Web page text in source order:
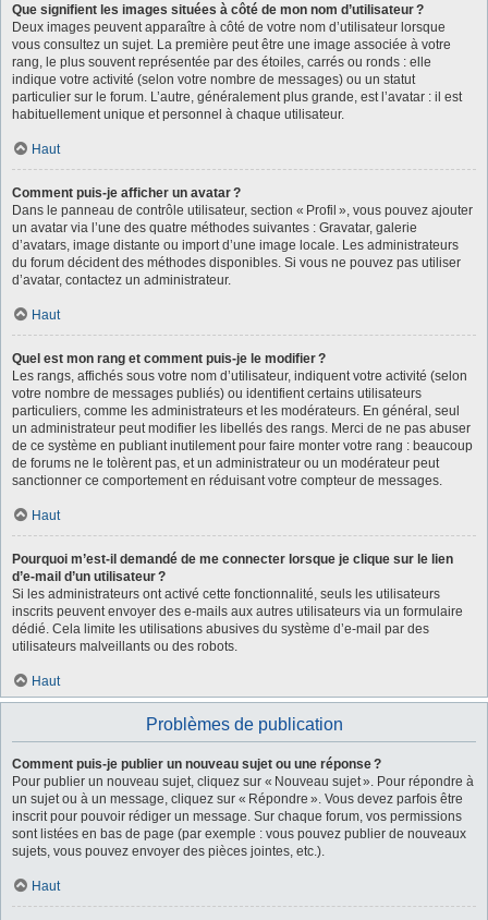
Que signifient les images situées à côté de mon nom d’utilisateur ?
Deux images peuvent apparaître à côté de votre nom d’utilisateur lorsque
vous consultez un sujet. La première peut être une image associée à votre
rang, le plus souvent représentée par des étoiles, carrés ou ronds : elle
indique votre activité (selon votre nombre de messages) ou un statut
particulier sur le forum. L’autre, généralement plus grande, est l’avatar : il est
habituellement unique et personnel à chaque utilisateur.
Haut
Comment puis-je afficher un avatar ?
Dans le panneau de contrôle utilisateur, section « Profil », vous pouvez ajouter
un avatar via l’une des quatre méthodes suivantes : Gravatar, galerie
d’avatars, image distante ou import d’une image locale. Les administrateurs
du forum décident des méthodes disponibles. Si vous ne pouvez pas utiliser
d’avatar, contactez un administrateur.
Haut
Quel est mon rang et comment puis-je le modifier ?
Les rangs, affichés sous votre nom d’utilisateur, indiquent votre activité (selon
votre nombre de messages publiés) ou identifient certains utilisateurs
particuliers, comme les administrateurs et les modérateurs. En général, seul
un administrateur peut modifier les libellés des rangs. Merci de ne pas abuser
de ce système en publiant inutilement pour faire monter votre rang : beaucoup
de forums ne le tolèrent pas, et un administrateur ou un modérateur peut
sanctionner ce comportement en réduisant votre compteur de messages.
Haut
Pourquoi m’est-il demandé de me connecter lorsque je clique sur le lien
d’e-mail d’un utilisateur ?
Si les administrateurs ont activé cette fonctionnalité, seuls les utilisateurs
inscrits peuvent envoyer des e-mails aux autres utilisateurs via un formulaire
dédié. Cela limite les utilisations abusives du système d’e-mail par des
utilisateurs malveillants ou des robots.
Haut
Problèmes de publication
Comment puis-je publier un nouveau sujet ou une réponse ?
Pour publier un nouveau sujet, cliquez sur « Nouveau sujet ». Pour répondre à
un sujet ou à un message, cliquez sur « Répondre ». Vous devez parfois être
inscrit pour pouvoir rédiger un message. Sur chaque forum, vos permissions
sont listées en bas de page (par exemple : vous pouvez publier de nouveaux
sujets, vous pouvez envoyer des pièces jointes, etc.).
Haut